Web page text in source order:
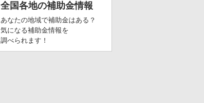
全国各地の補助金情報
あなたの地域で補助金はある？
気になる補助金情報を
調べられます！